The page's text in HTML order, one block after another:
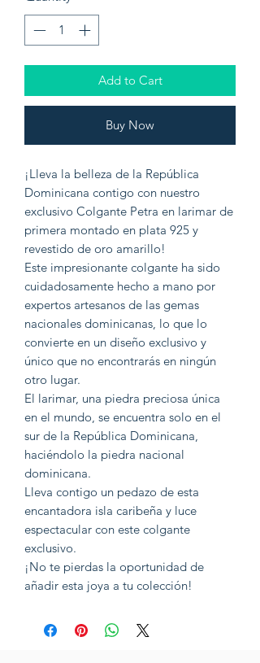
Add to Cart
Buy Now
¡Lleva la belleza de la República
Dominicana contigo con nuestro
exclusivo Colgante Petra en larimar de
primera montado en plata 925 y
revestido de oro amarillo!
Este impresionante colgante ha sido
cuidadosamente hecho a mano por
expertos artesanos de las gemas
nacionales dominicanas, lo que lo
convierte en un diseño exclusivo y
único que no encontrarás en ningún
otro lugar.
El larimar, una piedra preciosa única
en el mundo, se encuentra solo en el
sur de la República Dominicana,
haciéndolo la piedra nacional
dominicana.
Lleva contigo un pedazo de esta
encantadora isla caribeña y luce
espectacular con este colgante
exclusivo.
¡No te pierdas la oportunidad de
añadir esta joya a tu colección!